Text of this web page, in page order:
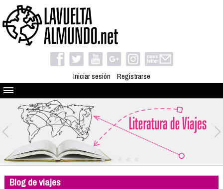
Iniciar sesión Registrarse
Quienes somos
El proyecto
Blog
Viaja con nosotros
Camino solidario
Libros
Blog de viajes